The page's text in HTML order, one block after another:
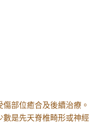
部位癒合及後續治療。
數是先天脊椎畸形或神經